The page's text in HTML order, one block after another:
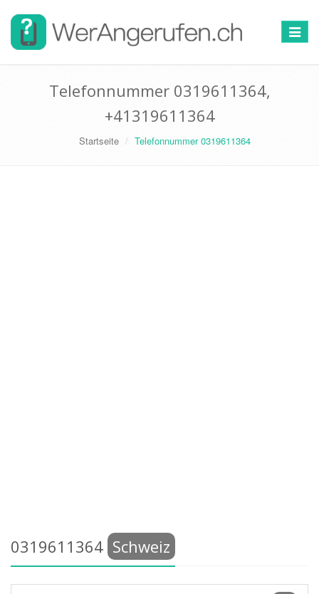
Toggle
Telefonnummer 0319611364,
+41319611364
Startseite Telefonnummer 0319611364
0319611364 Schweiz